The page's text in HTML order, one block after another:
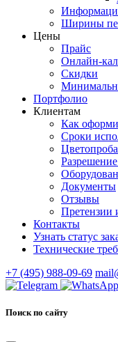
Ширины
Цены
Прайс
Онлайн-
Скидки
Портфолио
Клиентам
Как
Сроки
Цветопроба
Документы
Отзывы
Претензии
Контакты
Узнать статус
Технические
+7 (495) 988-09-69
Поиск по сайту